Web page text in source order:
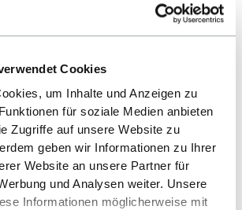
Cookies
um Inhalte und Anzeigen zu
für soziale Medien anbieten
Zugriffe auf unsere Website zu
geben wir Informationen zu Ihrer
Website an unsere Partner für
und Analysen weiter. Unsere
Informationen möglicherweise mit
AG
Systèmes